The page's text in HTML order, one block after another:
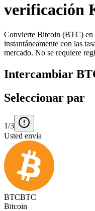
verificación
Convierte Bitcoin (BTC)
instantáneamente con las
mercado. No se requiere
Intercambiar
Seleccionar par
1/3
Usted envía
BTCBTC
Bitcoin